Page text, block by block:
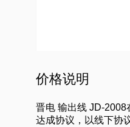
价格说明
晋电 输出线 JD-
达成协议，以线下协